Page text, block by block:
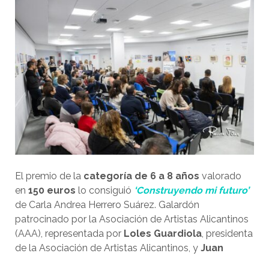
El premio de la categoría de 6 a 8 años valorado
en 150 euros lo consiguió ‘Construyendo mi futuro’
de Carla Andrea Herrero Suárez. Galardón
patrocinado por la Asociación de Artistas Alicantinos
(AAA), representada por Loles Guardiola, presidenta
de la Asociación de Artistas Alicantinos, y Juan